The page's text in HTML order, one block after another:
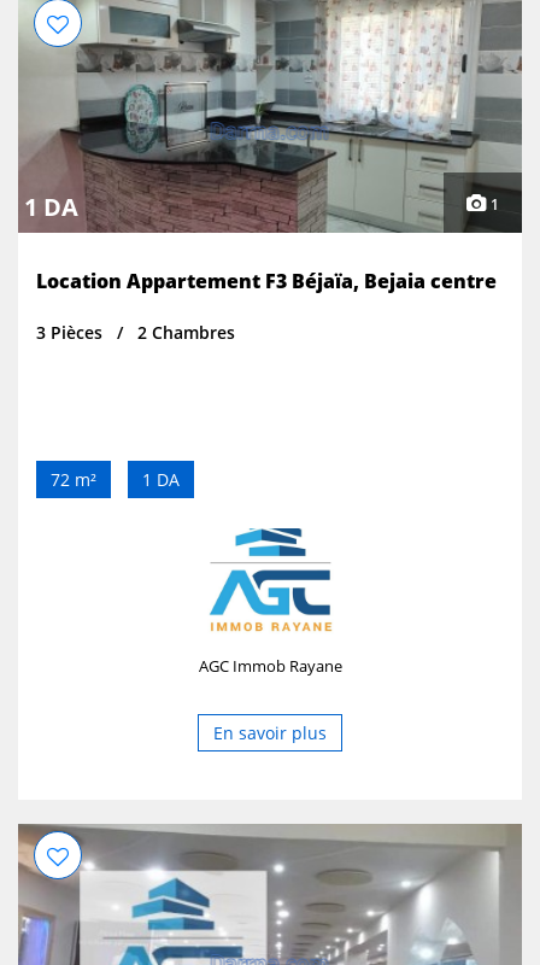
1 DA 1
Location Appartement F3 Béjaïa, Bejaia centre
3 Pièces 2 Chambres
72 m² 1 DA
AGC Immob Rayane
En savoir plus